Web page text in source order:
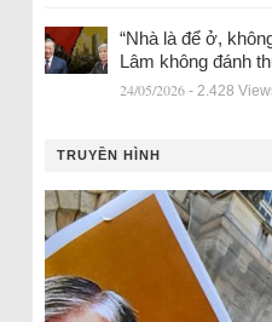
“Nhà là để ở,
Lâm không đánh
24/05/2026 - 2.428
TRUYỀN HÌNH